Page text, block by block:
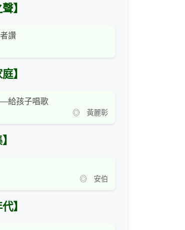
】
讚
】
給孩子唱歌
◎ 黃麗彰
◎ 安伯
】